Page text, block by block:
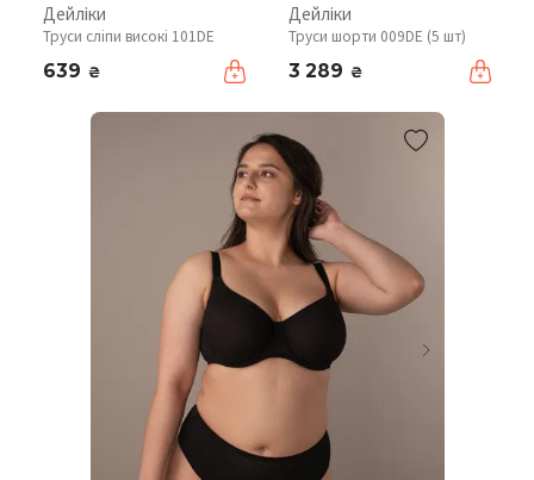
Дейліки
Труси сліпи високі 101DE
639 ₴
Дейліки
Труси шорти 009DE (5 шт)
3 289 ₴